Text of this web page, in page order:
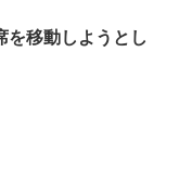
を移動しようとし